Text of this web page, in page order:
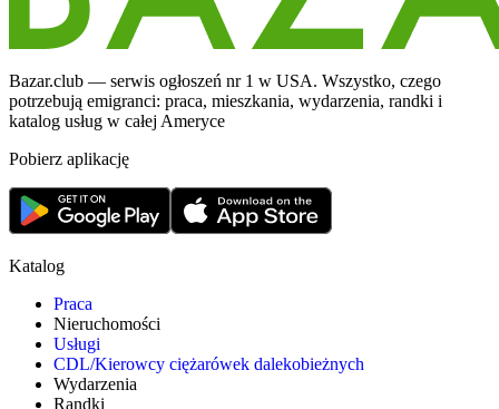
Bazar.club — serwis ogłoszeń nr 1 w USA. Wszystko, czego
potrzebują emigranci: praca, mieszkania, wydarzenia, randki i
katalog usług w całej Ameryce
Pobierz aplikację
Katalog
Praca
Nieruchomości
Usługi
CDL/Kierowcy ciężarówek dalekobieżnych
Wydarzenia
Randki